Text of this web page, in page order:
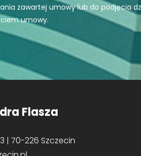
zawartej umowy lub do podjęcia
umowy.
Flasza
| 70-226 Szczecin